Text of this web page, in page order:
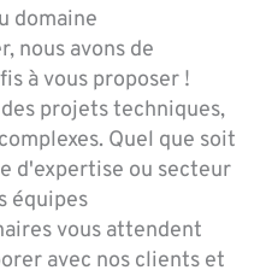
domaine
nous avons de
à vous proposer !
projets techniques,
Quel que soit
d'expertise ou secteur
équipes
vous attendent
avec nos clients et